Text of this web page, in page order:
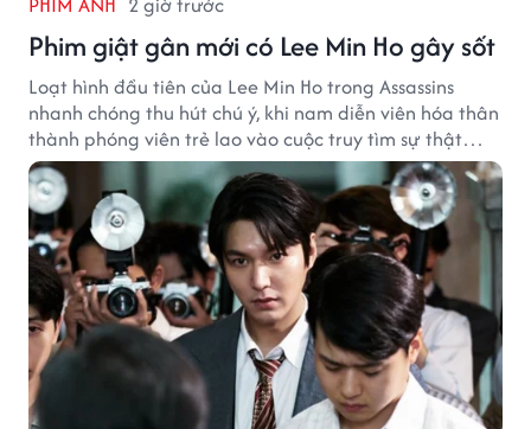
Phim giật gân mới có Lee Min Ho gây sốt
Loạt hình đầu tiên của Lee Min Ho trong Assassins
nhanh chóng thu hút chú ý, khi nam diễn viên hóa thân
thành phóng viên trẻ lao vào cuộc truy tìm sự thật
phía sau một vụ ám sát gây chấn động Hàn Quốc.